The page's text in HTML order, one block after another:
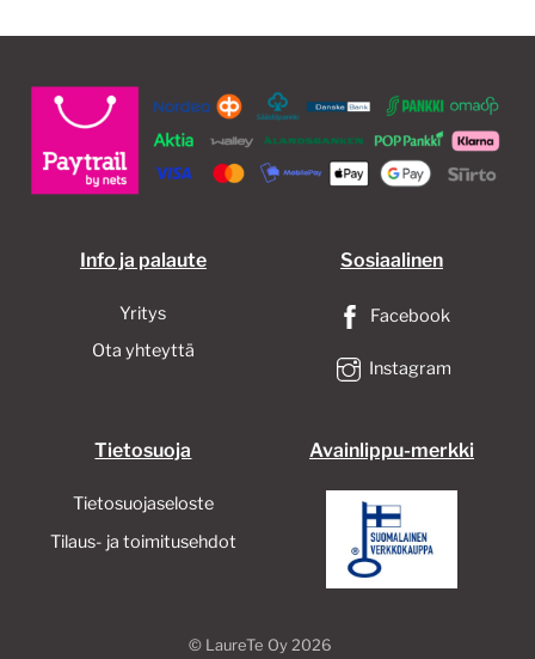
Info ja palaute
Yritys
Ota yhteyttä
Sosiaalinen
Facebook
Instagram
Tietosuoja
Tietosuojaseloste
Tilaus- ja toimitusehdot
Avainlippu-merkki
© LaureTe Oy2026